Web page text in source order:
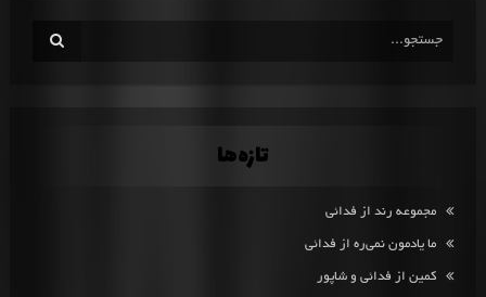
تازه‌ها
مجموعه رند از فدائی
ما یادمون نمی‌ره از فدائی
کمین از فدائی و شاپور